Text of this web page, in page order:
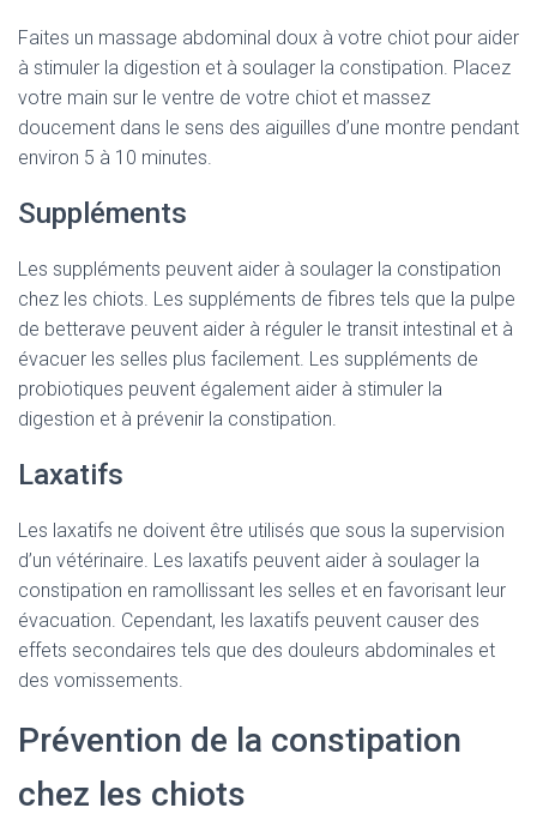
Faites un massage abdominal doux à votre chiot pour aider
à stimuler la digestion et à soulager la constipation. Placez
votre main sur le ventre de votre chiot et massez
doucement dans le sens des aiguilles d’une montre pendant
environ 5 à 10 minutes.
Suppléments
Les suppléments peuvent aider à soulager la constipation
chez les chiots. Les suppléments de fibres tels que la pulpe
de betterave peuvent aider à réguler le transit intestinal et à
évacuer les selles plus facilement. Les suppléments de
probiotiques peuvent également aider à stimuler la
digestion et à prévenir la constipation.
Laxatifs
Les laxatifs ne doivent être utilisés que sous la supervision
d’un vétérinaire. Les laxatifs peuvent aider à soulager la
constipation en ramollissant les selles et en favorisant leur
évacuation. Cependant, les laxatifs peuvent causer des
effets secondaires tels que des douleurs abdominales et
des vomissements.
Prévention de la constipation
chez les chiots